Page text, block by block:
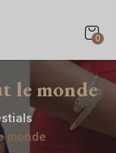
0
le monde
monde